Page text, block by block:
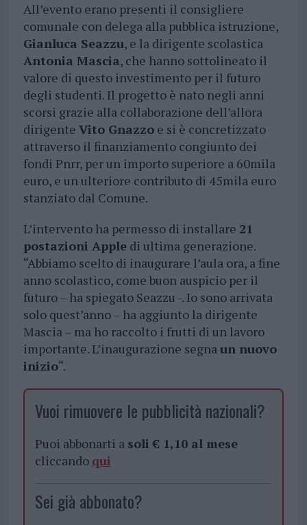
All’evento erano presenti il consigliere
comunale con delega alla pubblica istruzione,
Gianluca Seazzu, e la dirigente scolastica
Antonia Mascia, che hanno sottolineato il
valore di questo investimento per il futuro
degli studenti. Il progetto è nato negli anni
scorsi grazie alla collaborazione dell’allora
dirigente Vito Gnazzoe si è concretizzato
attraverso il finanziamento congiunto dei
fondi Pnrr, per un importo superiore a 60mila
euro, e un ulteriore contributo di 45mila euro
stanziato dal Comune.
L’intervento ha permesso di installare 21
postazioni Appledi ultima generazione.
“Abbiamo scelto di inaugurare l’aula ora, a fine
anno scolastico, come buon auspicio per il
futuro – ha spiegato Seazzu -. Io sono arrivata
solo quest’anno – ha aggiunto la dirigente
Mascia – ma ho raccolto i frutti di un lavoro
importante. L’inaugurazione segnaun nuovo
inizio“.
Vuoi rimuovere le pubblicità nazionali?
Puoi abbonarti a soli € 1,10 al mese
cliccando qui
Sei già abbonato?